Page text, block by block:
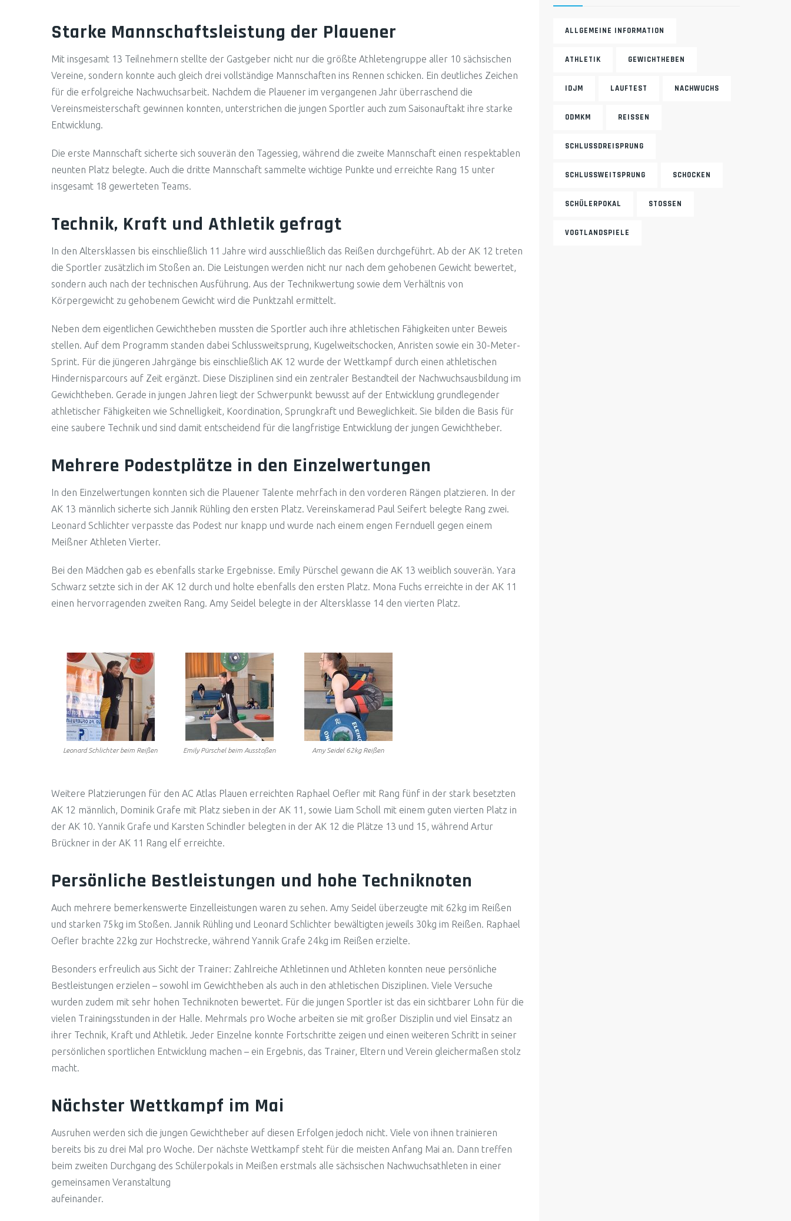
Starke Mannschaftsleistung der Plauener
Mit insgesamt 13 Teilnehmern stellte der Gastgeber nicht nur die größte Athletengruppe aller 10 sächsischen
Vereine, sondern konnte auch gleich drei vollständige Mannschaften ins Rennen schicken. Ein deutliches Zeichen
für die erfolgreiche Nachwuchsarbeit. Nachdem die Plauener im vergangenen Jahr überraschend die
Vereinsmeisterschaft gewinnen konnten, unterstrichen die jungen Sportler auch zum Saisonauftakt ihre starke
Entwicklung.
Die erste Mannschaft sicherte sich souverän den Tagessieg, während die zweite Mannschaft einen respektablen
neunten Platz belegte. Auch die dritte Mannschaft sammelte wichtige Punkte und erreichte Rang 15 unter
insgesamt 18 gewerteten Teams.
Technik, Kraft und Athletik gefragt
In den Altersklassen bis einschließlich 11 Jahre wird ausschließlich das Reißen durchgeführt. Ab der AK 12 treten
die Sportler zusätzlich im Stoßen an. Die Leistungen werden nicht nur nach dem gehobenen Gewicht bewertet,
sondern auch nach der technischen Ausführung. Aus der Technikwertung sowie dem Verhältnis von
Körpergewicht zu gehobenem Gewicht wird die Punktzahl ermittelt.
Neben dem eigentlichen Gewichtheben mussten die Sportler auch ihre athletischen Fähigkeiten unter Beweis
stellen. Auf dem Programm standen dabei Schlussweitsprung, Kugelweitschocken, Anristen sowie ein 30-Meter-
Sprint. Für die jüngeren Jahrgänge bis einschließlich AK 12 wurde der Wettkampf durch einen athletischen
Hindernisparcours auf Zeit ergänzt. Diese Disziplinen sind ein zentraler Bestandteil der Nachwuchsausbildung im
Gewichtheben. Gerade in jungen Jahren liegt der Schwerpunkt bewusst auf der Entwicklung grundlegender
athletischer Fähigkeiten wie Schnelligkeit, Koordination, Sprungkraft und Beweglichkeit. Sie bilden die Basis für
eine saubere Technik und sind damit entscheidend für die langfristige Entwicklung der jungen Gewichtheber.
Mehrere Podestplätze in den Einzelwertungen
In den Einzelwertungen konnten sich die Plauener Talente mehrfach in den vorderen Rängen platzieren. In der
AK 13 männlich sicherte sich Jannik Rühling den ersten Platz. Vereinskamerad Paul Seifert belegte Rang zwei.
Leonard Schlichter verpasste das Podest nur knapp und wurde nach einem engen Fernduell gegen einem
Meißner Athleten Vierter.
Bei den Mädchen gab es ebenfalls starke Ergebnisse. Emily Pürschel gewann die AK 13 weiblich souverän. Yara
Schwarz setzte sich in der AK 12 durch und holte ebenfalls den ersten Platz. Mona Fuchs erreichte in der AK 11
einen hervorragenden zweiten Rang. Amy Seidel belegte in der Altersklasse 14 den vierten Platz.
Leonard Schlichter beim Reißen Emily Pürschel beim Ausstoßen Amy Seidel 62kg Reißen
Weitere Platzierungen für den AC Atlas Plauen erreichten Raphael Oefler mit Rang fünf in der stark besetzten
AK 12 männlich, Dominik Grafe mit Platz sieben in der AK 11, sowie Liam Scholl mit einem guten vierten Platz in
der AK 10. Yannik Grafe und Karsten Schindler belegten in der AK 12 die Plätze 13 und 15, während Artur
Brückner in der AK 11 Rang elf erreichte.
Persönliche Bestleistungen und hohe Techniknoten
Auch mehrere bemerkenswerte Einzelleistungen waren zu sehen. Amy Seidel überzeugte mit 62kg im Reißen
und starken 75kg im Stoßen. Jannik Rühling und Leonard Schlichter bewältigten jeweils 30kg im Reißen. Raphael
Oefler brachte 22kg zur Hochstrecke, während Yannik Grafe 24kg im Reißen erzielte.
Besonders erfreulich aus Sicht der Trainer: Zahlreiche Athletinnen und Athleten konnten neue persönliche
Bestleistungen erzielen – sowohl im Gewichtheben als auch in den athletischen Disziplinen. Viele Versuche
wurden zudem mit sehr hohen Techniknoten bewertet. Für die jungen Sportler ist das ein sichtbarer Lohn für die
vielen Trainingsstunden in der Halle. Mehrmals pro Woche arbeiten sie mit großer Disziplin und viel Einsatz an
ihrer Technik, Kraft und Athletik. Jeder Einzelne konnte Fortschritte zeigen und einen weiteren Schritt in seiner
persönlichen sportlichen Entwicklung machen – ein Ergebnis, das Trainer, Eltern und Verein gleichermaßen stolz
macht.
Nächster Wettkampf im Mai
Ausruhen werden sich die jungen Gewichtheber auf diesen Erfolgen jedoch nicht. Viele von ihnen trainieren
bereits bis zu drei Mal pro Woche. Der nächste Wettkampf steht für die meisten Anfang Mai an. Dann treffen
beim zweiten Durchgang des Schülerpokals in Meißen erstmals alle sächsischen Nachwuchsathleten in einer
gemeinsamen Veranstaltung
aufeinander.
ALLGEMEINE INFORMATION
ATHLETIK GEWICHTHEBEN
IDJM LAUFTEST NACHWUCHS
ODMKM REISSEN
SCHLUSSDREISPRUNG
SCHLUSSWEITSPRUNG SCHOCKEN
SCHÜLERPOKAL STOSSEN
VOGTLANDSPIELE